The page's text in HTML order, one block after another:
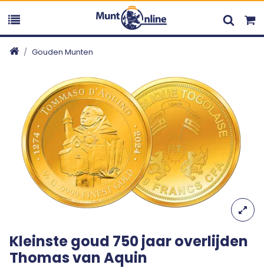
Gouden Munten
Kleinste goud 750 jaar overlijden
Thomas van Aquin